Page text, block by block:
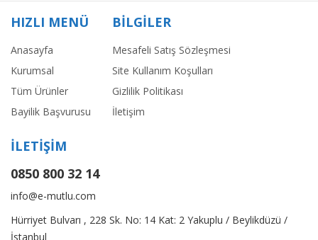
HIZLI MENÜ
Anasayfa
Kurumsal
Tüm Ürünler
Bayilik Başvurusu
BİLGİLER
Mesafeli Satış Sözleşmesi
Site Kullanım Koşulları
Gizlilik Politikası
İletişim
İLETİŞİM
0850 800 32 14
info@e-mutlu.com
Hürriyet Bulvarı , 228 Sk. No: 14 Kat: 2 Yakuplu / Beylikdüzü /
İstanbul